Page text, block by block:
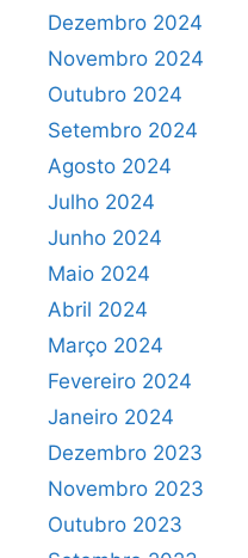
Dezembro 2024
Novembro 2024
Outubro 2024
Setembro 2024
Agosto 2024
Julho 2024
Junho 2024
Maio 2024
Abril 2024
Março 2024
Fevereiro 2024
Janeiro 2024
Dezembro 2023
Novembro 2023
Outubro 2023